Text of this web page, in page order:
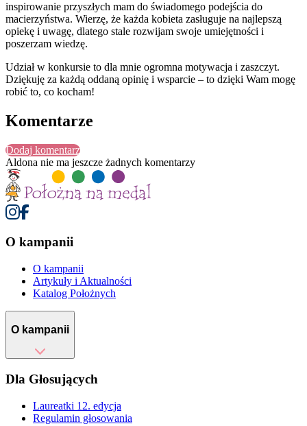
inspirowanie przyszłych mam do świadomego podejścia do
macierzyństwa. Wierzę, że każda kobieta zasługuje na najlepszą
opiekę i uwagę, dlatego stale rozwijam swoje umiejętności i
poszerzam wiedzę.
Udział w konkursie to dla mnie ogromna motywacja i zaszczyt.
Dziękuję za każdą oddaną opinię i wsparcie – to dzięki Wam mogę
robić to, co kocham!
Komentarze
Dodaj komentarz
Aldona nie ma jeszcze żadnych komentarzy
O kampanii
O kampanii
Artykuły i Aktualności
Katalog Położnych
O kampanii
Dla Głosujących
Laureatki 12. edycja
Regulamin głosowania